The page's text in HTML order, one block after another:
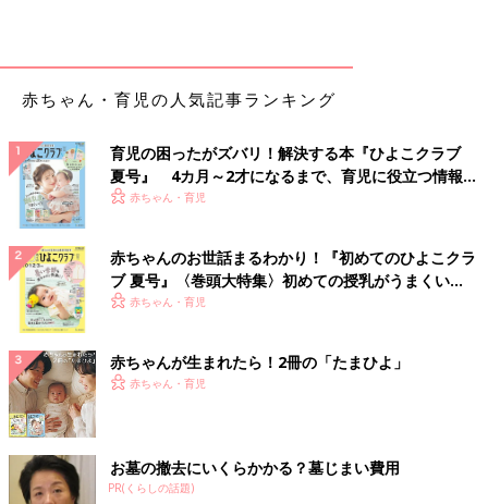
赤ちゃん・育児の人気記事ランキング
育児の困ったがズバリ！解決する本『ひよこクラブ
夏号』 4カ月～2才になるまで、育児に役立つ情報が
いっぱい！
赤ちゃん・育児
赤ちゃんのお世話まるわかり！『初めてのひよこクラ
ブ 夏号』〈巻頭大特集〉初めての授乳がうまくい
く！ おっぱい・ミルクの基本と夏のトラブル 解決テ
赤ちゃん・育児
赤ちゃんが生まれたら！2冊の「たまひよ」
赤ちゃん・育児
お墓の撤去にいくらかかる？墓じまい費用
PR(くらしの話題)